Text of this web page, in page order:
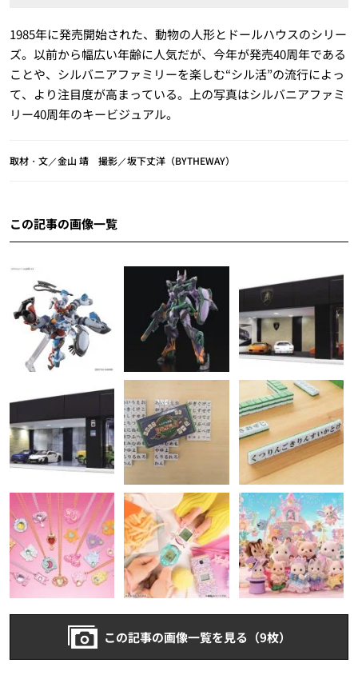
1985年に発売開始された、動物の人形とドールハウスのシリー
ズ。以前から幅広い年齢に人気だが、今年が発売40周年である
ことや、シルバニアファミリーを楽しむ“シル活”の流行によっ
て、より注目度が高まっている。上の写真はシルバニアファミ
リー40周年のキービジュアル。
取材・文／金山 靖 撮影／坂下丈洋（BYTHEWAY）
この記事の画像一覧
この記事の画像一覧を見る（9枚）